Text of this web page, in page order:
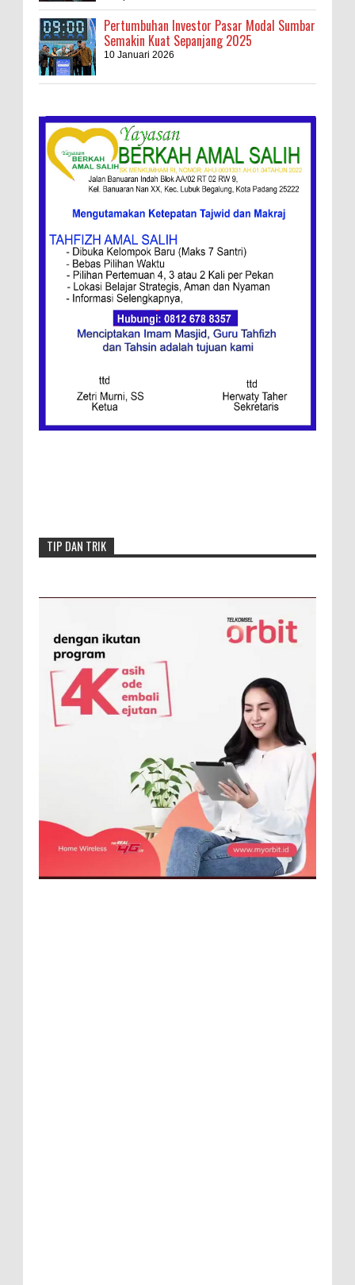
Pertumbuhan Investor Pasar Modal Sumbar
Semakin Kuat Sepanjang 2025
10 Januari 2026
Kebakaran Hebat, Israel Dapat Cobaan
Ini Resep Bubur Terik, Kuliner Khas Jawa
Tengah
Menang, Semen Padang FC Pemuncak
Klasemen Wilayah Barat
TIP DAN TRIK